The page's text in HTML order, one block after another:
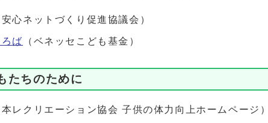
安心ネットづくり促進協議会）
ば （ベネッセこども基金）
たちのために
本レクリエーション協会 子供の体力向上ホームページ）